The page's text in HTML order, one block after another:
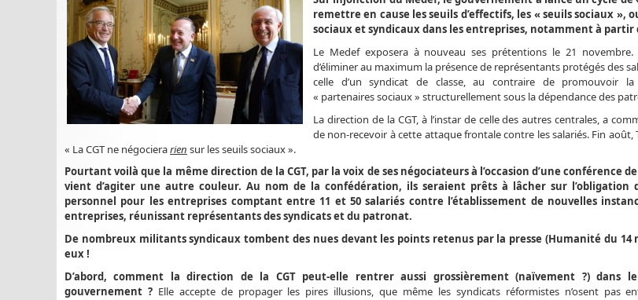
remettre en cause les seuils d’effectifs, les « seuils sociaux »,
sociaux et syndicaux dans les entreprises, notamment à partir
Le Medef exposera à nouveau ses prétentions le 21
d’éliminer au maximum la présence de représentants protégés des
celle d’un syndicat de classe, au contraire de promouvoir
« partenaires sociaux » structurellement sous la dépendance des
La direction de la CGT, à l’instar de celle des autres centrales, a
de non-recevoir à cette attaque frontale contre les salariés. Fin
« La CGT ne négocierarien sur les seuils sociaux ».
Pourtant voilà que la même direction de la CGT, par la voix de ses négociateurs à l’occasion d’une conférence
vient d’agiter une autre couleur. Au nom de la confédération, ils seraient prêts à lâcher sur l’obligation
personnel pour les entreprises comptant entre 11 et 50 salariés contre l’établissement de nouvelles
entreprises, réunissant représentants des syndicats et du patronat.
De nombreux militants syndicaux tombent des nues devant les points retenus par la presse (Humanité du 14
eux !
D’abord, comment la direction de la CGT peut-elle rentrer aussi grossièrement (naïvement ?) dans
gouvernement ?Elle accepte de propager les pires illusions, que même les syndicats réformistes n’osent pas